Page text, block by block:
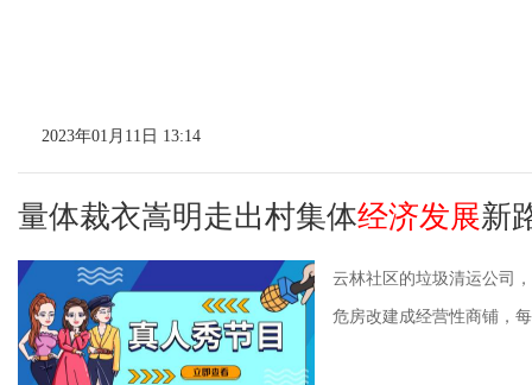
2023年01月11日 13:14
量体裁衣嵩明走出村集体经济发展新
云林社区的垃圾清运公司
危房改建成经营性商铺，